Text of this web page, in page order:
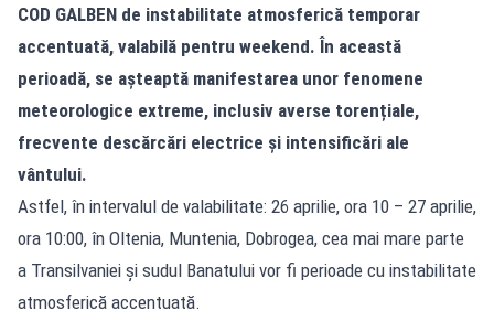
COD GALBEN de instabilitate atmosferică temporar
accentuată, valabilă pentru weekend. În această
perioadă, se așteaptă manifestarea unor fenomene
meteorologice extreme, inclusiv averse torențiale,
frecvente descărcări electrice și intensificări ale
vântului.
Astfel, în intervalul de valabilitate: 26 aprilie, ora 10 – 27 aprilie,
ora 10:00, în Oltenia, Muntenia, Dobrogea, cea mai mare parte
a Transilvaniei și sudul Banatului vor fi perioade cu instabilitate
atmosferică accentuată.